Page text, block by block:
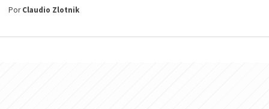
PorClaudio Zlotnik